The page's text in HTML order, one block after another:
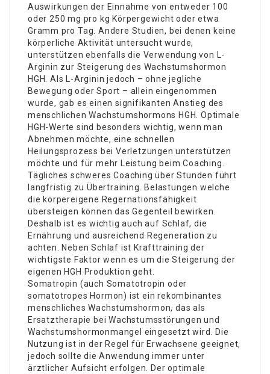
Auswirkungen der Einnahme von entweder 100
oder 250 mg pro kg Körpergewicht oder etwa
Gramm pro Tag. Andere Studien, bei denen keine
körperliche Aktivität untersucht wurde,
unterstützen ebenfalls die Verwendung von L-
Arginin zur Steigerung des Wachstumshormon
HGH. Als L-Arginin jedoch – ohne jegliche
Bewegung oder Sport – allein eingenommen
wurde, gab es einen signifikanten Anstieg des
menschlichen Wachstumshormons HGH. Optimale
HGH-Werte sind besonders wichtig, wenn man
Abnehmen möchte, eine schnellen
Heilungsprozess bei Verletzungen unterstützen
möchte und für mehr Leistung beim Coaching.
Tägliches schweres Coaching über Stunden führt
langfristig zu Übertraining. Belastungen welche
die körpereigene Regernationsfähigkeit
übersteigen können das Gegenteil bewirken.
Deshalb ist es wichtig auch auf Schlaf, die
Ernährung und ausreichend Regeneration zu
achten. Neben Schlaf ist Krafttraining der
wichtigste Faktor wenn es um die Steigerung der
eigenen HGH Produktion geht.
Somatropin (auch Somatotropin oder
somatotropes Hormon) ist ein rekombinantes
menschliches Wachstumshormon, das als
Ersatztherapie bei Wachstumsstörungen und
Wachstumshormonmangel eingesetzt wird. Die
Nutzung ist in der Regel für Erwachsene geeignet,
jedoch sollte die Anwendung immer unter
ärztlicher Aufsicht erfolgen. Der optimale